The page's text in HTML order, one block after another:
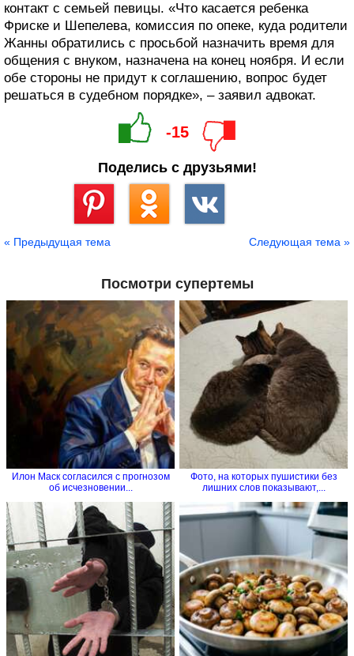
контакт с семьей певицы. «Что касается ребенка
Фриске и Шепелева, комиссия по опеке, куда родители
Жанны обратились с просьбой назначить время для
общения с внуком, назначена на конец ноября. И если
обе стороны не придут к соглашению, вопрос будет
решаться в судебном порядке», – заявил адвокат.
-15
Поделись с друзьями!
« Предыдущая тема Следующая тема »
Посмотри супертемы
Илон Маск согласился с прогнозом
об исчезновении...
Фото, на которых пушистики без
лишних слов показывают,...